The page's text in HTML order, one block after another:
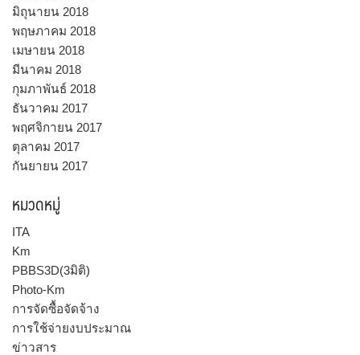
มิถุนายน 2018
พฤษภาคม 2018
เมษายน 2018
มีนาคม 2018
กุมภาพันธ์ 2018
ธันวาคม 2017
พฤศจิกายน 2017
ตุลาคม 2017
กันยายน 2017
หมวดหมู่
ITA
Km
PBBS3D(3มิติ)
Photo-Km
การจัดซื้อจัดจ้าง
การใช้จ่ายงบประมาณ
ข่าวสาร